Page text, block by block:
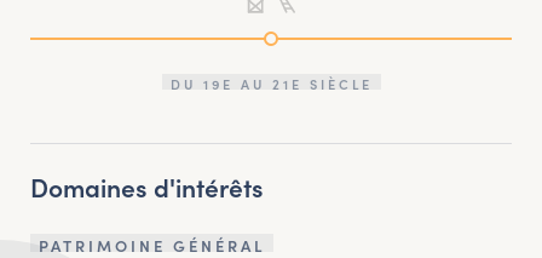
DU 19E AU 21E SIÈCLE
Domaines d'intérêts
PATRIMOINE GÉNÉRAL